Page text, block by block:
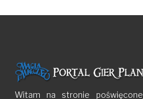
Witam na stronie